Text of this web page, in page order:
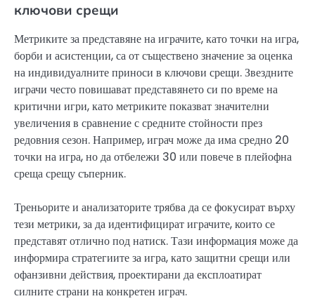
ключови срещи
Метриките за представяне на играчите, като точки на игра,
борби и асистенции, са от съществено значение за оценка
на индивидуалните приноси в ключови срещи. Звездните
играчи често повишават представянето си по време на
критични игри, като метриките показват значителни
увеличения в сравнение с средните стойности през
редовния сезон. Например, играч може да има средно 20
точки на игра, но да отбележи 30 или повече в плейофна
среща срещу съперник.
Треньорите и анализаторите трябва да се фокусират върху
тези метрики, за да идентифицират играчите, които се
представят отлично под натиск. Тази информация може да
информира стратегиите за игра, като защитни срещи или
офанзивни действия, проектирани да експлоатират
силните страни на конкретен играч.